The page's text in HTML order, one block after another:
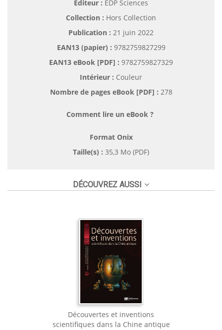
Éditeur : EDP Sciences
Collection : Hors Collection
Publication : 21 juin 2022
EAN13 (papier) : 9782759827299
EAN13 eBook [PDF] : 9782759827329
Intérieur : Couleur
Nombre de pages eBook [PDF] : 278
Comment lire un eBook ?
Format Onix
Taille(s) : 35,3 Mo (PDF)
DÉCOUVREZ AUSSI
Découvertes et inventions
scientifiques dans la Chine antique